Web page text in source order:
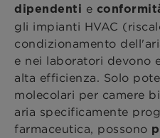
dipendenti e
gli impianti HVAC
condizionamento
e nei laboratori devono
alta efficienza. Solo
molecolari per camere
aria specificamente
farmaceutica, possono